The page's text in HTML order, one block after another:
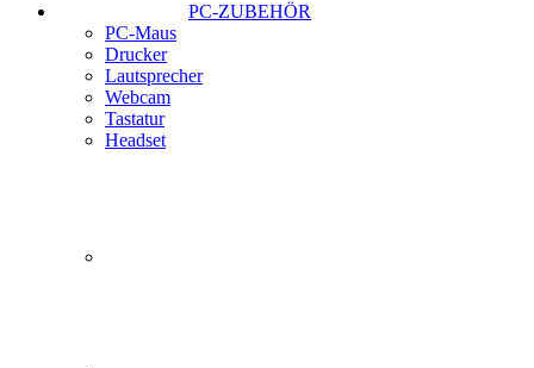
PC-ZUBEHÖR
PC-Maus
Drucker
Lautsprecher
Webcam
Tastatur
Headset